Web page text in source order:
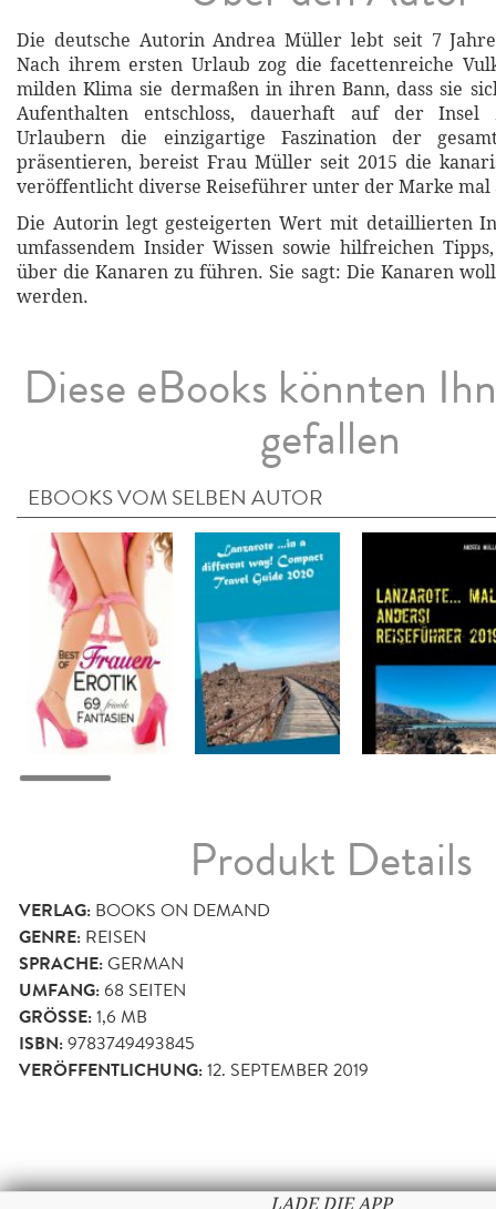
Die deutsche Autorin Andrea Müller lebt seit 7
Nach ihrem ersten Urlaub zog die facettenreiche
milden Klima sie dermaßen in ihren Bann, dass sie
Aufenthalten entschloss, dauerhaft auf der
Urlaubern die einzigartige Faszination der
präsentieren, bereist Frau Müller seit 2015 die
veröffentlicht diverse Reiseführer unter der Marke mal
Die Autorin legt gesteigerten Wert mit detaillierten
umfassendem Insider Wissen sowie hilfreichen
über die Kanaren zu führen. Sie sagt: Die Kanaren
werden.
Diese eBooks könnten
gefallen
EBOOKS VOM SELBEN AUTOR
Produkt Details
VERLAG: BOOKS ON DEMAND
GENRE: REISEN
SPRACHE:GERMAN
UMFANG:68 SEITEN
GRÖSSE: 1,6 MB
ISBN:9783749493845
VERÖFFENTLICHUNG:12. SEPTEMBER 2019
LADE DIE APP